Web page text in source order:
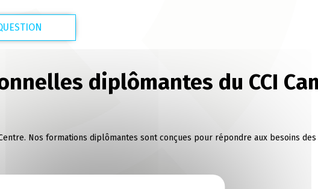
diplômantes du CCI
Nos formations diplômantes sont conçues pour répondre aux besoins